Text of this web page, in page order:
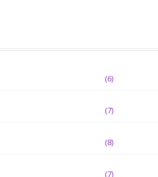
(6)
(7)
(8)
(7)